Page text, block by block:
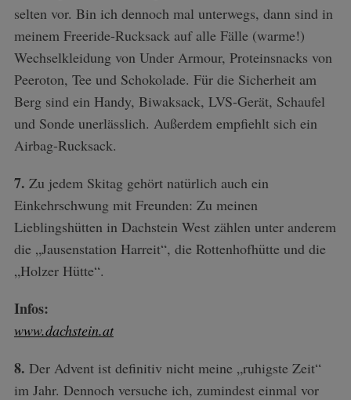
selten vor. Bin ich dennoch mal unterwegs, dann sind in
meinem Freeride-Rucksack auf alle Fälle (warme!)
Wechselkleidung von Under Armour, Proteinsnacks von
Peeroton, Tee und Schokolade. Für die Sicherheit am
Berg sind ein Handy, Biwaksack, LVS-Gerät, Schaufel
und Sonde unerlässlich. Außerdem empfiehlt sich ein
Airbag-Rucksack.
7. Zu jedem Skitag gehört natürlich auch ein
Einkehrschwung mit Freunden: Zu meinen
Lieblingshütten in Dachstein West zählen unter anderem
die „Jausenstation Harreit“, die Rottenhofhütte und die
„Holzer Hütte“.
Infos:
www.dachstein.at
8. Der Advent ist definitiv nicht meine „ruhigste Zeit“
im Jahr. Dennoch versuche ich, zumindest einmal vor
S
a
h
f
o